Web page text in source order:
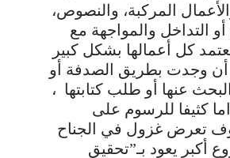
المركبة، والنصوص،
أو التداخل والمواجهة مع
كل أعمالها بشكل كبير
وجدت بطريق الصدفة أو
عنها أو طلب كتابتها ،
كثيفا للرسوم على
تعرض غزول في الجناح
أكبر يعود بـ”تحقيق